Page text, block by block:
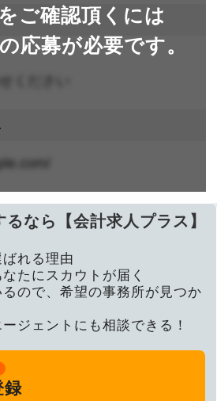
ご確認頂くには
応募が必要です。
なら【会計求人プラス】
れる理由
たにスカウトが届く
ので、希望の事務所が見つか
ジェントにも相談できる！
録